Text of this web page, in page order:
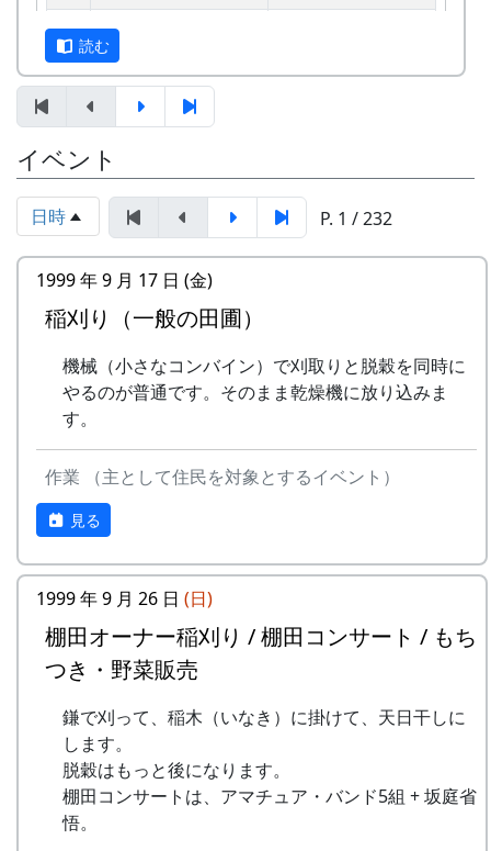
しばらくメンバーのお家では、おいしい“たまご
かけごはん”や“卵料理”を味わうことができ、「音
楽やっててよかったなあ」と思った瞬間でした
～。 (ポン四郎）
棚田のイネに
里山の自然と暮らしを守ろうと、全国に棚田オー
ある都会の若者が、棚田で田植えをして地元の人
に管理してもらい、収穫を楽しみに１年を過ごす
姿を想像して詩を書きました。
相棒の“うらめしあ”が曲をつけてくれて、兵庫県
のとある棚田コンサート（収穫日に田んぼでライ
ブする企画）でみんなで歌った思い出の楽曲で
す。（ポン四郎）
水と太陽の国で
「この村に、喰われる」、「この村を、喰ってや
る」って、いやいやいや、岩座神はそんな村じゃ
ありませんよ。
2 歌おうみんなで
ワンス・アンド・フ
ォーエバー
4 僕の中のふるさと
H CORPORATION
II
棚⽥のイネに
メシアとポン四郎
6
ふるさと加美の⾥へ
7
棚⽥の⾵
アンジェラ
9
⻩⾦の海
アンジェラ
10
11
帰郷〜2000〜9⽉吉
⽇
三畳⼀間
12 帰郷
なでしこ
13
僕は棚⽥の中にいる
14
静かに時は…
H CORPORATION
15
⽔と太陽の国で
メシアとポン四郎
バンド
読む
イベント
日時 P. 1 / 232
1999 年 9 月 17 日 (金)
稲刈り（一般の田圃）
機械（小さなコンバイン）で刈取りと脱穀を同時に
やるのが普通です。そのまま乾燥機に放り込みま
す。
作業 （主として住民を対象とするイベント）
見る
1999 年 9 月 26 日 (日)
棚田オーナー稲刈り / 棚田コンサート / もち
つき・野菜販売
鎌で刈って、稲木（いなき）に掛けて、天日干しに
します。
脱穀はもっと後になります。
棚田コンサートは、アマチュア・バンド5組 + 坂庭省
悟。